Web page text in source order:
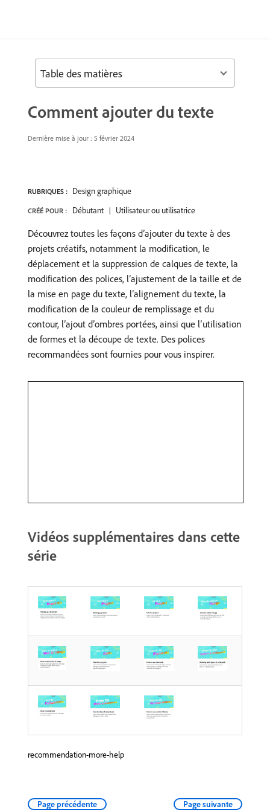
Comment ajouter du texte
Dernière mise à jour : 5 février 2024
RUBRIQUES : Design graphique
CRÉÉ POUR : Débutant Utilisateur ou utilisatrice
Découvrez toutes les façons d’ajouter du texte à des
projets créatifs, notamment la modification, le
déplacement et la suppression de calques de texte, la
modification des polices, l’ajustement de la taille et de
la mise en page du texte, l’alignement du texte, la
modification de la couleur de remplissage et du
contour, l’ajout d’ombres portées, ainsi que l’utilisation
de formes et la découpe de texte. Des polices
recommandées sont fournies pour vous inspirer.
Vidéos supplémentaires dans cette
série
recommendation-more-help
Page précédente Page suivante
Table des matières